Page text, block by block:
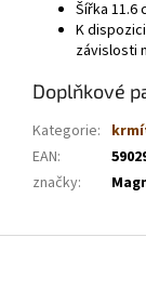
Šířka 11.6
K
závislosti
Doplňkové
Kategorie:
EAN:
značky: